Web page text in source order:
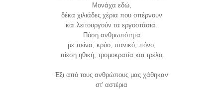
Μονάχα εδώ,
δέκα χιλιάδες χέρια που σπέρνουν
και λειτουργούν τα εργοστάσια.
Πόση ανθρωπότητα
με πείνα, κρύο, πανικό, πόνο,
πίεση ηθική, τρομοκρατία και τρέλα.
Έξι από τους ανθρώπους μας χάθηκαν
στ' αστέρια